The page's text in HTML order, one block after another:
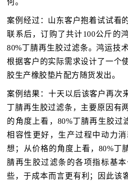
何。
案例经过：山东客户抱着试试看
联系后，订购了共计100公斤的
80%丁腈再生胶过滤条。鸿运技
根据客户的实际需求设计了一个
胶生产橡胶垫片配方随货发出。
案例结果：十天以后该客户再次
丁腈再生胶过滤条，主要原因有
的角度上看，80%丁腈再生胶过
相容性更好，生产过程中动力
想；从价格的角度上看，80%丁
腈再生胶过滤条的各项指标基
些，于成本而言更有利；因此该